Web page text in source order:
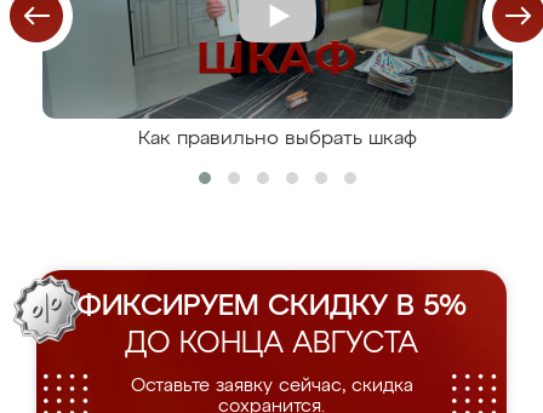
Как правильно выбрать шкаф
ФИКСИРУЕМ СКИДКУ В 5%
ДО КОНЦА АВГУСТА
Оставьте заявку сейчас, скидка
сохранится.